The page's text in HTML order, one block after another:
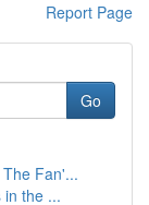
Report Page
Go
Fan'...
in the ...